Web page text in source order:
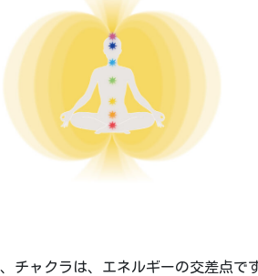
チャクラは、エネルギーの交差点で